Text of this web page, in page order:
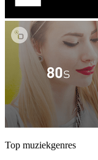
Top muziekgenres